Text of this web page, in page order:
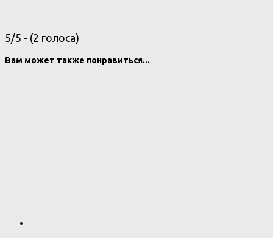
5/5 - (2 голоса)
Вам может также понравиться...